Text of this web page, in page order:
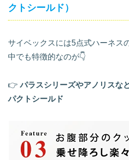
クトシールド）
サイベックスには5点式ハーネス
中でも特徴的なのが👇
👉パラスシリーズやアノリスな
パクトシールド